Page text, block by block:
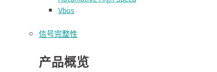
Vbus
信号完整性
产品概览